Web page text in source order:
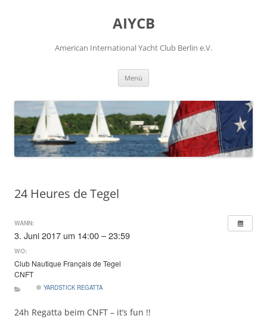
AIYCB
American International Yacht Club Berlin e.V.
Menü
24 Heures de Tegel
WANN:
3. Juni 2017 um 14:00 – 23:59
WO:
Club Nautique Français de Tegel
CNFT
YARDSTICK REGATTA
24h Regatta beim CNFT – it’s fun !!